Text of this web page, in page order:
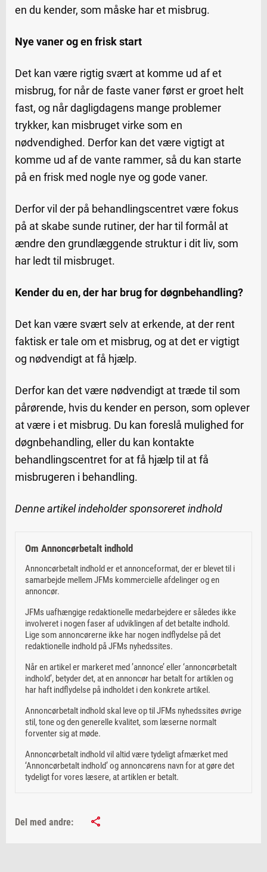
en du kender, som måske har et misbrug.
Nye vaner og en frisk start
Det kan være rigtig svært at komme ud af et
misbrug, for når de faste vaner først er groet helt
fast, og når dagligdagens mange problemer
trykker, kan misbruget virke som en
nødvendighed. Derfor kan det være vigtigt at
komme ud af de vante rammer, så du kan starte
på en frisk med nogle nye og gode vaner.
Derfor vil der på behandlingscentret være fokus
på at skabe sunde rutiner, der har til formål at
ændre den grundlæggende struktur i dit liv, som
har ledt til misbruget.
Kender du en, der har brug for døgnbehandling?
Det kan være svært selv at erkende, at der rent
faktisk er tale om et misbrug, og at det er vigtigt
og nødvendigt at få hjælp.
Derfor kan det være nødvendigt at træde til som
pårørende, hvis du kender en person, som oplever
at være i et misbrug. Du kan foreslå mulighed for
døgnbehandling, eller du kan kontakte
behandlingscentret for at få hjælp til at få
misbrugeren i behandling.
Denne artikel indeholder sponsoreret indhold
Om Annoncørbetalt indhold
Annoncørbetalt indhold er et annonceformat, der er blevet til i
samarbejde mellem JFMs kommercielle afdelinger og en
annoncør.
JFMs uafhængige redaktionelle medarbejdere er således ikke
involveret i nogen faser af udviklingen af det betalte indhold.
Lige som annoncørerne ikke har nogen indflydelse på det
redaktionelle indhold på JFMs nyhedssites.
Når en artikel er markeret med ’annonce’ eller ‘annoncørbetalt
indhold’, betyder det, at en annoncør har betalt for artiklen og
har haft indflydelse på indholdet i den konkrete artikel.
Annoncørbetalt indhold skal leve op til JFMs nyhedssites øvrige
stil, tone og den generelle kvalitet, som læserne normalt
forventer sig at møde.
Annoncørbetalt indhold vil altid være tydeligt afmærket med
‘Annoncørbetalt indhold’ og annoncørens navn for at gøre det
tydeligt for vores læsere, at artiklen er betalt.
Del med andre: